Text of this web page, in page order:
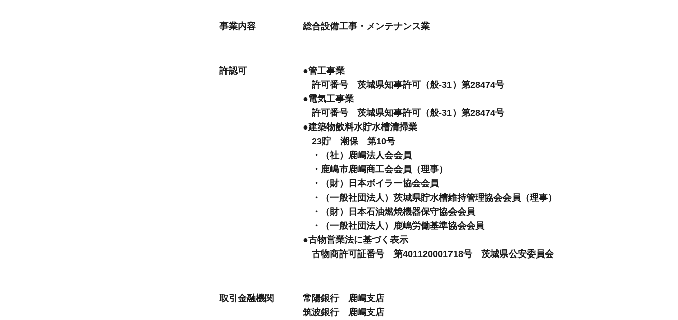
事業内容 総合設備工事・メンテナンス業
許認可
●管工事業
許可番号 茨城県知事許可（般-31）第28474号
●電気工事業
許可番号 茨城県知事許可（般-31）第28474号
●建築物飲料水貯水槽清掃業
23貯 潮保 第10号
・（社）鹿嶋法人会会員
・鹿嶋市鹿嶋商工会会員（理事）
・（財）日本ボイラー協会会員
・（一般社団法人）茨城県貯水槽維持管理協会会員（理事）
・（財）日本石油燃焼機器保守協会会員
・（一般社団法人）鹿嶋労働基準協会会員
●古物営業法に基づく表示
古物商許可証番号 第401120001718号 茨城県公安委員会
取引金融機関
常陽銀行 鹿嶋支店
筑波銀行 鹿嶋支店